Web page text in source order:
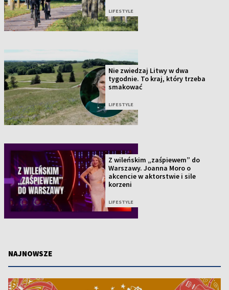
LIFESTYLE
Nie zwiedzaj Litwy w dwa
tygodnie. To kraj, który trzeba
smakować
LIFESTYLE
Z wileńskim „zaśpiewem” do
Warszawy. Joanna Moro o
akcencie w aktorstwie i sile
korzeni
LIFESTYLE
NAJNOWSZE